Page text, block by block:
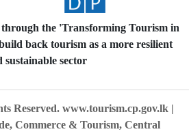
the 'Transforming Tourism in
back tourism as a more resilient
sustainable sector
Reserved. www.tourism.cp.gov.lk |
Commerce & Tourism, Central